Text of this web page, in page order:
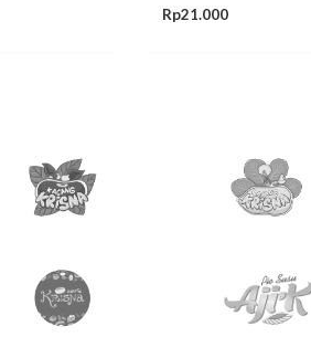
Rp21.000